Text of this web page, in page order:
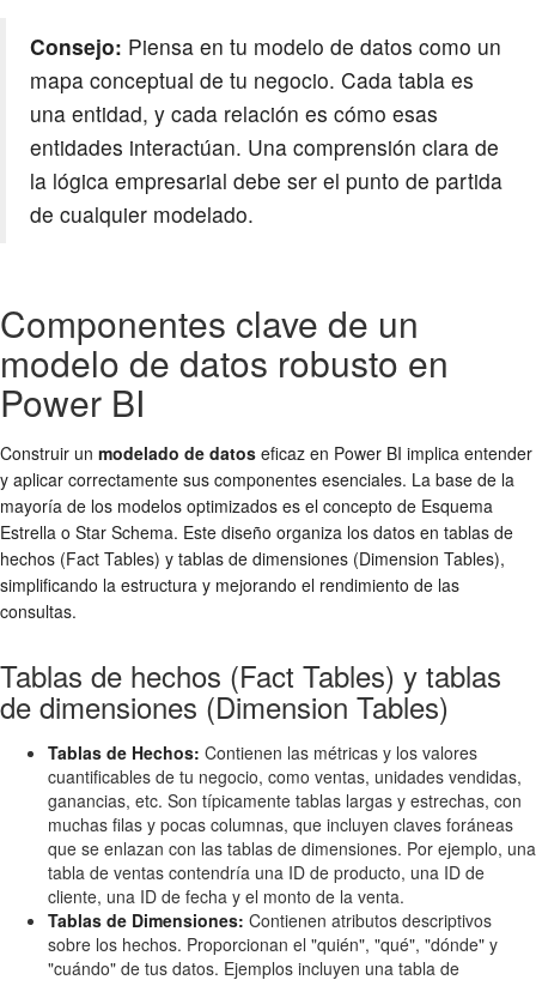
Consejo: Piensa en tu modelo de datos como un
mapa conceptual de tu negocio. Cada tabla es
una entidad, y cada relación es cómo esas
entidades interactúan. Una comprensión clara de
la lógica empresarial debe ser el punto de partida
de cualquier modelado.
Componentes clave de un
modelo de datos robusto en
Power BI
Construir un modelado de datos eficaz en Power BI implica entender
y aplicar correctamente sus componentes esenciales. La base de la
mayoría de los modelos optimizados es el concepto de Esquema
Estrella o Star Schema. Este diseño organiza los datos en tablas de
hechos (Fact Tables) y tablas de dimensiones (Dimension Tables),
simplificando la estructura y mejorando el rendimiento de las
consultas.
Tablas de hechos (Fact Tables) y tablas
de dimensiones (Dimension Tables)
Tablas de Hechos: Contienen las métricas y los valores
cuantificables de tu negocio, como ventas, unidades vendidas,
ganancias, etc. Son típicamente tablas largas y estrechas, con
muchas filas y pocas columnas, que incluyen claves foráneas
que se enlazan con las tablas de dimensiones. Por ejemplo, una
tabla de ventas contendría una ID de producto, una ID de
cliente, una ID de fecha y el monto de la venta.
Tablas de Dimensiones: Contienen atributos descriptivos
sobre los hechos. Proporcionan el "quién", "qué", "dónde" y
"cuándo" de tus datos. Ejemplos incluyen una tabla de